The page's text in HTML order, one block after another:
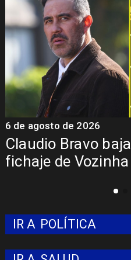
Claudio Bravo
fichaje de Vozinha
6 de agosto de 2026
IR A POLÍTICA